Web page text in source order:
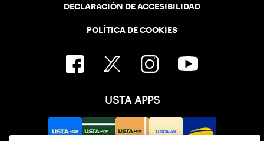
DECLARACIÓN DE ACCESIBILIDAD
POLÍTICA DE COOKIES
USTA APPS